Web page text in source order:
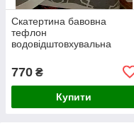
Скатертина бавовна
тефлон
водовідштовхувальна
дрібні коричневі, сірі та
чорні ромби на білому
770 ₴
Купити